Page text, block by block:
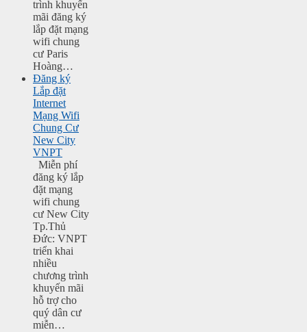
trình khuyến
mãi đăng ký
lắp đặt mạng
wifi chung
cư Paris
Hoàng…
Đăng ký
Lắp đặt
Internet
Mạng Wifi
Chung Cư
New City
VNPT
Miễn phí
đăng ký lắp
đặt mạng
wifi chung
cư New City
Tp.Thủ
Đức: VNPT
triển khai
nhiều
chương trình
khuyến mãi
hỗ trợ cho
quý dân cư
miễn…